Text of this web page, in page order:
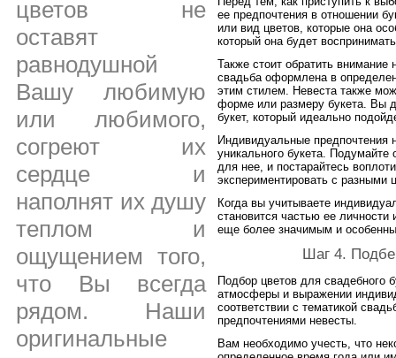
цветов не
оставят
равнодушной
Вашу любимую
или любимого,
согреют их
сердце и
наполнят их душу
теплом и
ощущением того,
что Вы всегда
рядом. Наши
оригинальные
ее предпочтения в отношении
или вид цветов, которые она
который она будет
Также стоит обратить
свадьба оформлена в
этим стилем. Невеста также
форме или размеру букета. Вы
букет, который идеально
Индивидуальные предпочтения
уникального букета.
для нее, и постарайтесь
экспериментировать с разными
Когда вы учитываете
становится частью ее
еще более значимым и
Шаг 4.
Подбор цветов для свадебного
атмосферы и выражении
соответствии с тематикой
предпочтениями невесты.
Вам необходимо учесть, что